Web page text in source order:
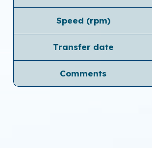
Speed ​​(rpm)
Transfer date
Comments